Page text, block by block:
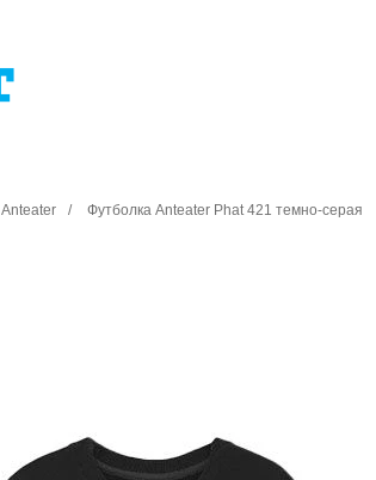
Anteater / Футболка Anteater Phat 421 темно-серая